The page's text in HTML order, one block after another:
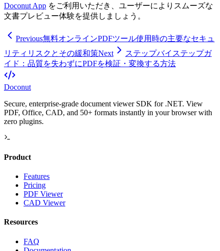
Doconut App をご利用いただき、ユーザーによりスムーズな
文書プレビュー体験を提供しましょう。
Previous無料オンラインPDFツール使用時の主要なセキュ
リティリスクとその緩和策Next
ステップバイステップガ
イド：品質を失わずにPDFを検証・変換する方法
Doconut
Secure, enterprise-grade document viewer SDK for .NET. View
PDF, Office, CAD, and 50+ formats instantly in your browser with
zero plugins.
Product
Features
Pricing
PDF Viewer
CAD Viewer
Resources
FAQ